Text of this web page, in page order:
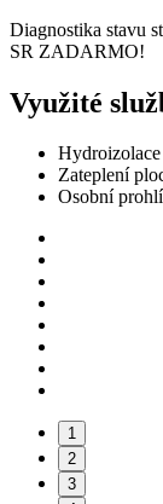
Diagnostika stavu
SR ZADARMO!
Využité
Zateplení
Osobní
1
2
3